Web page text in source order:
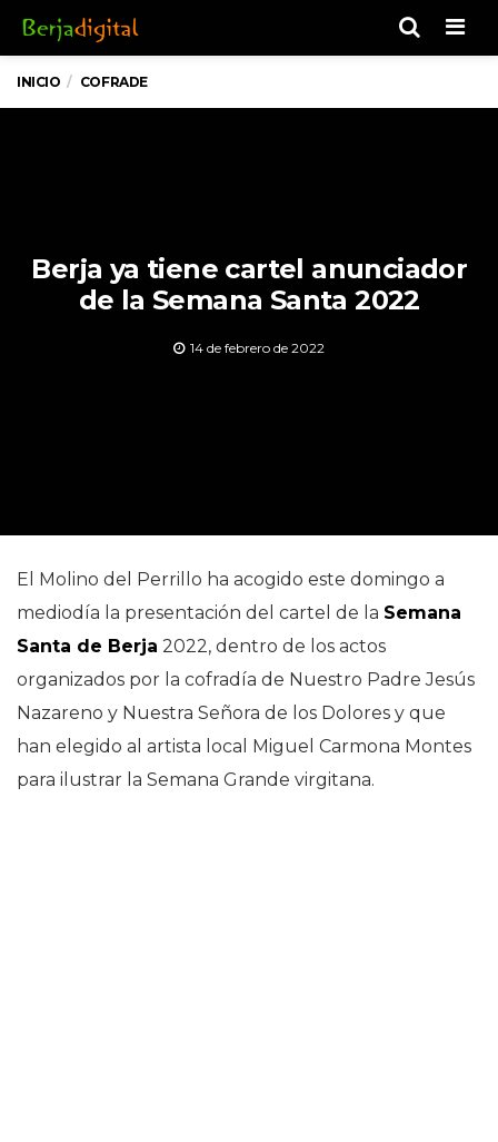
INICIO COFRADE
Berja ya tiene cartel anunciador
de la Semana Santa 2022
14 de febrero de 2022
El Molino del Perrillo ha acogido este domingo a
mediodía la presentación del cartel de la Semana
Santa de Berja 2022, dentro de los actos
organizados por la cofradía de Nuestro Padre Jesús
Nazareno y Nuestra Señora de los Dolores y que
han elegido al artista local Miguel Carmona Montes
para ilustrar la Semana Grande virgitana.